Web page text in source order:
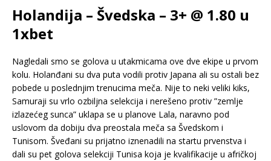
Holandija – Švedska – 3+ @ 1.80 u
1xbet
Nagledali smo se golova u utakmicama ove dve ekipe u prvom
kolu. Holanđani su dva puta vodili protiv Japana ali su ostali bez
pobede u poslednjim trenucima meča. Nije to neki veliki kiks,
Samuraji su vrlo ozbiljna selekcija i nerešeno protiv ”zemlje
izlazećeg sunca” uklapa se u planove Lala, naravno pod
uslovom da dobiju dva preostala meča sa Švedskom i
Tunisom. Šveđani su prijatno iznenadili na startu prvenstva i
dali su pet golova selekciji Tunisa koja je kvalifikacije u afričkoj